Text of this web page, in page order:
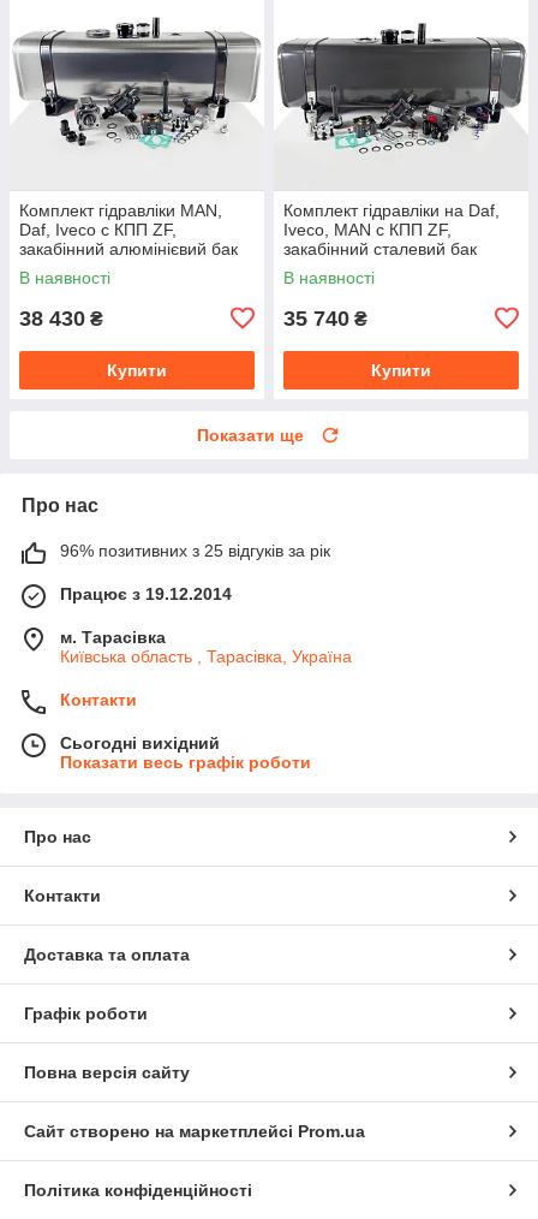
Комплект гідравліки MAN,
Daf, Iveco c КПП ZF,
закабінний алюмінієвий бак
В наявності
38 430 ₴
Купити
Комплект гідравліки на Daf,
Iveco, MAN c КПП ZF,
закабінний сталевий бак
В наявності
35 740 ₴
Купити
Показати ще
Про нас
96% позитивних з 25 відгуків за рік
Працює з 19.12.2014
м. Тарасівка
Київська область , Тарасівка, Україна
Контакти
Сьогодні вихідний
Показати весь графік роботи
Про нас
Контакти
Доставка та оплата
Графік роботи
Повна версія сайту
Сайт створено на маркетплейсі Prom.ua
Політика конфіденційності